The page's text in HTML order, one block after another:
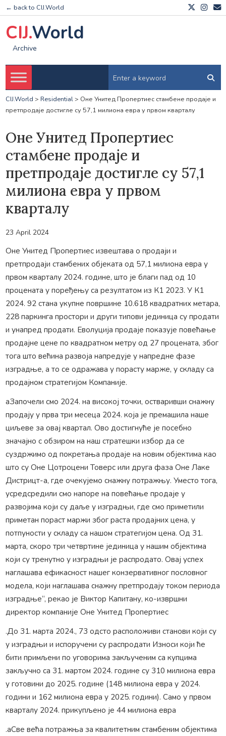
← back to CIJ.World
CIJ.World
Archive
CIJ.World > Residential> Оне Унитед Пропертиес стамбене продаје и
претпродаје достигле су 57,1 милиона евра у првом кварталу
Оне Унитед Пропертиес
стамбене продаје и
претпродаје достигле су 57,1
милиона евра у првом
кварталу
23 April 2024
Оне Унитед Пропертиес извештава о продаји и
претпродаји стамбених објеката од 57,1 милиона евра у
првом кварталу 2024. године, што је благи пад од 10
процената у поређењу са резултатом из К1 2023. У К1
2024. 92 стана укупне површине 10.618 квадратних метара,
228 паркинга простори и други типови јединица су продати
и унапред продати. Еволуција продаје показује повећање
продајне цене по квадратном метру од 27 процената, због
тога што већина развоја напредује у напредне фазе
изградње, а то се одражава у порасту марже, у складу са
продајном стратегијом Компаније.
аЗапочели смо 2024. на високој точки, остваривши снажну
продају у прва три месеца 2024. која је премашила наше
циљеве за овај квартал. Ово достигнуће је посебно
значајно с обзиром на наш стратешки избор да се
суздржимо од покретања продаје на новим објектима као
што су Оне Цотроцени Товерс или друга фаза Оне Лаке
Дистрицт-а, где очекујемо снажну потражњу. Уместо тога,
усредсредили смо напоре на повећање продаје у
развојима који су даље у изградњи, где смо приметили
приметан пораст маржи због раста продајних цена, у
потпуности у складу са нашом стратегијом цена. Од 31.
марта, скоро три четвртине јединица у нашим објектима
који су тренутно у изградњи је распродато. Овај успех
наглашава ефикасност нашег конзервативног пословног
модела, који наглашава снажну претпродају током периода
изградње“, рекао је Виктор Капитану, ко-извршни
директор компаније Оне Унитед Пропертиес
.До 31. марта 2024., 73 одсто расположиви станови који су
у изградњи и испоручени су распродати Износи који ће
бити примљени по уговорима закљученим са купцима
закључно са 31. мартом 2024. године су 310 милиона евра
у готовини до 2025. године (148 милиона евра у 2024.
години и 162 милиона евра у 2025. години). Само у првом
кварталу 2024. прикупљено је 44 милиона евра
.аСве већа потражња за квалитетним стамбеним објектима